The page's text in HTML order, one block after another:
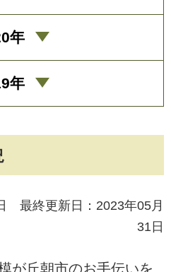
最終更新日：2023年05月
31日
が丘朝市のお手伝いを
年
年